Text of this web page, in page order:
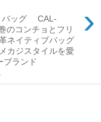
›
バッグ CAL-
のコンチョとフリ
ネイティブバッグ
カジスタイルを愛
ランド